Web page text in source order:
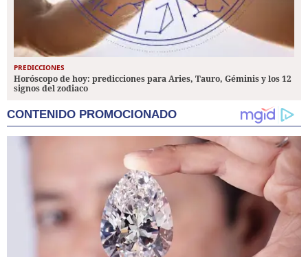
PREDICCIONES
Horóscopo de hoy: predicciones para Aries, Tauro, Géminis y los 12
signos del zodiaco
CONTENIDO PROMOCIONADO